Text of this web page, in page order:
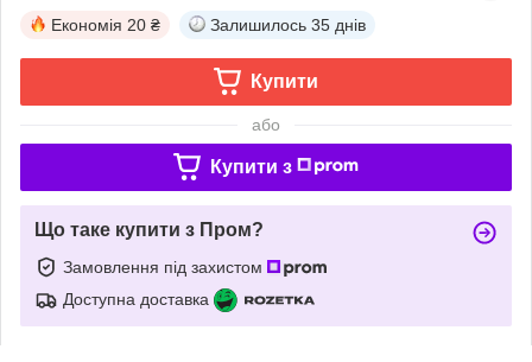
Економія 20 ₴ Залишилось 35 днів
Купити
або
Купити з
Що таке купити з Пром?
Замовлення під захистом
Доступна доставка